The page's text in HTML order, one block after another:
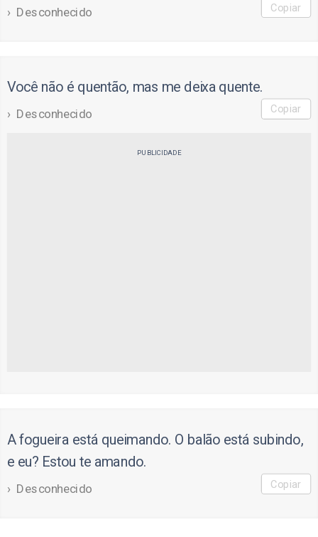
Desconhecido Copiar
Você não é quentão, mas me deixa quente.
Desconhecido Copiar
PUBLICIDADE
A fogueira está queimando. O balão está subindo,
e eu? Estou te amando.
Desconhecido Copiar